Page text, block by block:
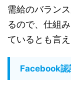
需給のバラン
るので、仕組
ているとも言え
Facebook認